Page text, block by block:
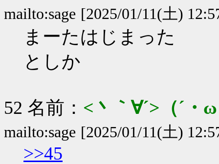
mailto:sage [2025/01/11(土)
まーたはじまった
としか
52 名前： <丶｀∀´>（´
mailto:sage [2025/01/11(土)
>>45